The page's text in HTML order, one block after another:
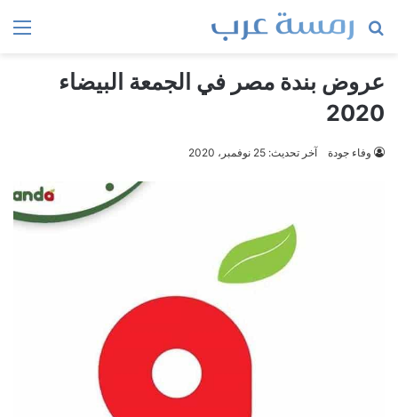
بحث
عروض بندة مصر في الجمعة البيضاء
2020
وفاء جودة آخر تحديث: 25 نوفمبر، 2020